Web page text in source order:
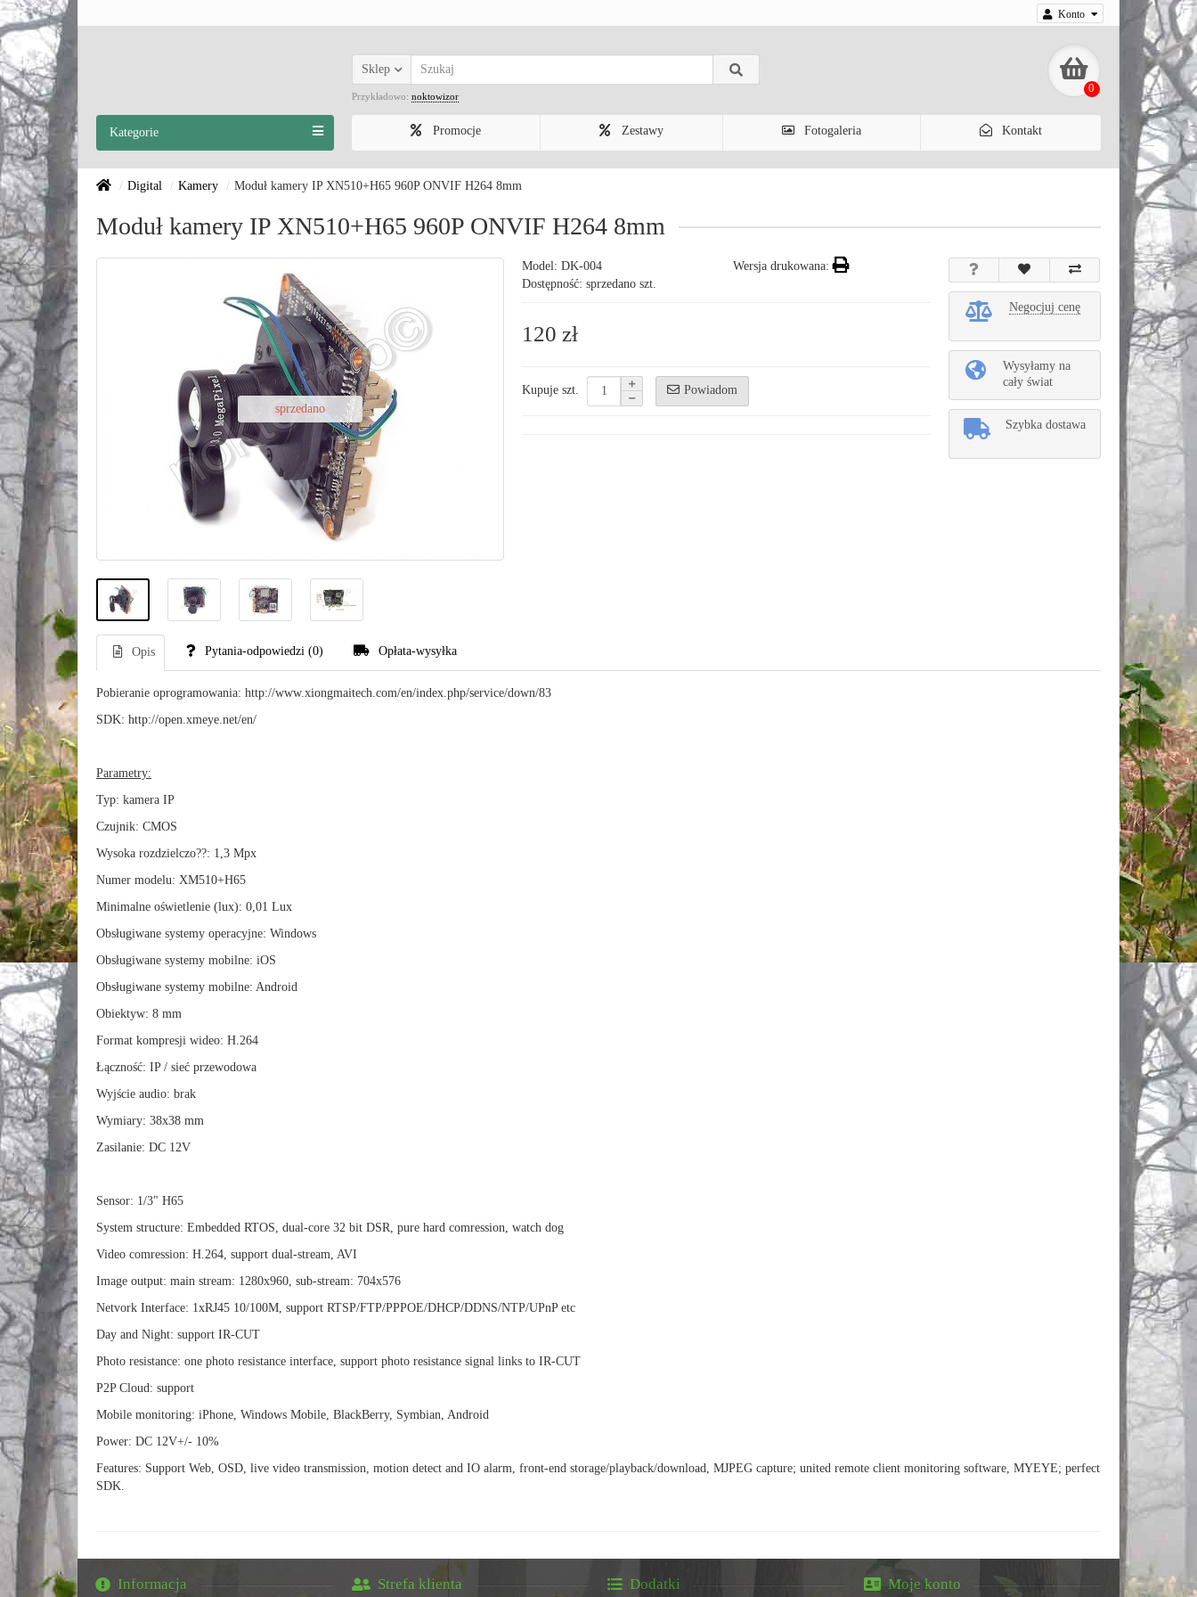
Konto
0
Sklep
Przykładowo: noktowizor
Promocje Zestawy Fotogaleria Kontakt
Kategorie
Digital Kamery Moduł kamery IP XN510+H65 960P ONVIF H264 8mm
Moduł kamery IP XN510+H65 960P ONVIF H264 8mm
sprzedano
Model:DK-004
Wersja drukowana:
Dostępność: sprzedano szt.
120 zł
Kupuje szt. Powiadom
Negocjuj cenę
Wysyłamy na
cały świat
Szybka dostawa
Opis Pytania-odpowiedzi (0) Opłata-wysyłka
Pobieranie oprogramowania: http://www.xiongmaitech.com/en/index.php/service/down/83
SDK: http://open.xmeye.net/en/
Parametry:
Typ: kamera IP
Czujnik: CMOS
Wysoka rozdzielczo??: 1,3 Mpx
Numer modelu: XM510+H65
Minimalne oświetlenie (lux): 0,01 Lux
Obsługiwane systemy operacyjne: Windows
Obsługiwane systemy mobilne: iOS
Obsługiwane systemy mobilne: Android
Obiektyw: 8 mm
Format kompresji wideo: H.264
Łączność: IP / sieć przewodowa
Wyjście audio: brak
Wymiary: 38x38 mm
Zasilanie: DC 12V
Sensor: 1/3" H65
System structure: Embedded RTOS, dual-core 32 bit DSR, pure hard comression, watch dog
Video comression: H.264, support dual-stream, AVI
Image output: main stream: 1280x960, sub-stream: 704x576
Netvork Interface: 1xRJ45 10/100M, support RTSP/FTP/PPPOE/DHCP/DDNS/NTP/UPnP etc
Day and Night: support IR-CUT
Photo resistance: one photo resistance interface, support photo resistance signal links to IR-CUT
P2P Cloud: support
Mobile monitoring: iPhone, Windows Mobile, BlackBerry, Symbian, Android
Power: DC 12V+/- 10%
Features: Support Web, OSD, live video transmission, motion detect and IO alarm, front-end storage/playback/download, MJPEG capture; united remote client monitoring software, MYEYE; perfect
SDK.
Informacja Strefa klienta Dodatki Moje konto